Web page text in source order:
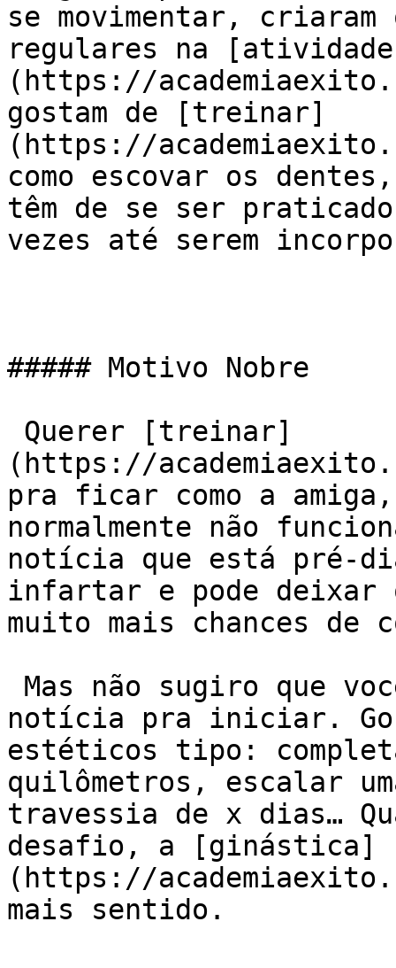
se movimentar,
regulares na
(https://
gostam de [treinar]
(https://
como escovar os
têm de se ser
vezes até serem
##### Motivo Nobre
(https://
pra ficar como a
normalmente não
notícia que está pré-
infartar e pode deixar
muito mais chances de
notícia pra iniciar.
estéticos tipo:
quilômetros, escalar
travessia de x dias…
desafio, a [ginástica]
(https://
mais sentido.